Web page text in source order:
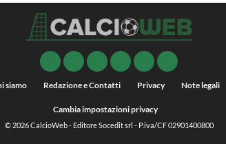
siamo Redazione e Contatti Privacy Note legali
Cambia impostazioni privacy
© 2026CalcioWeb- Editore Socedit srl - P.iva/CF 02901400800